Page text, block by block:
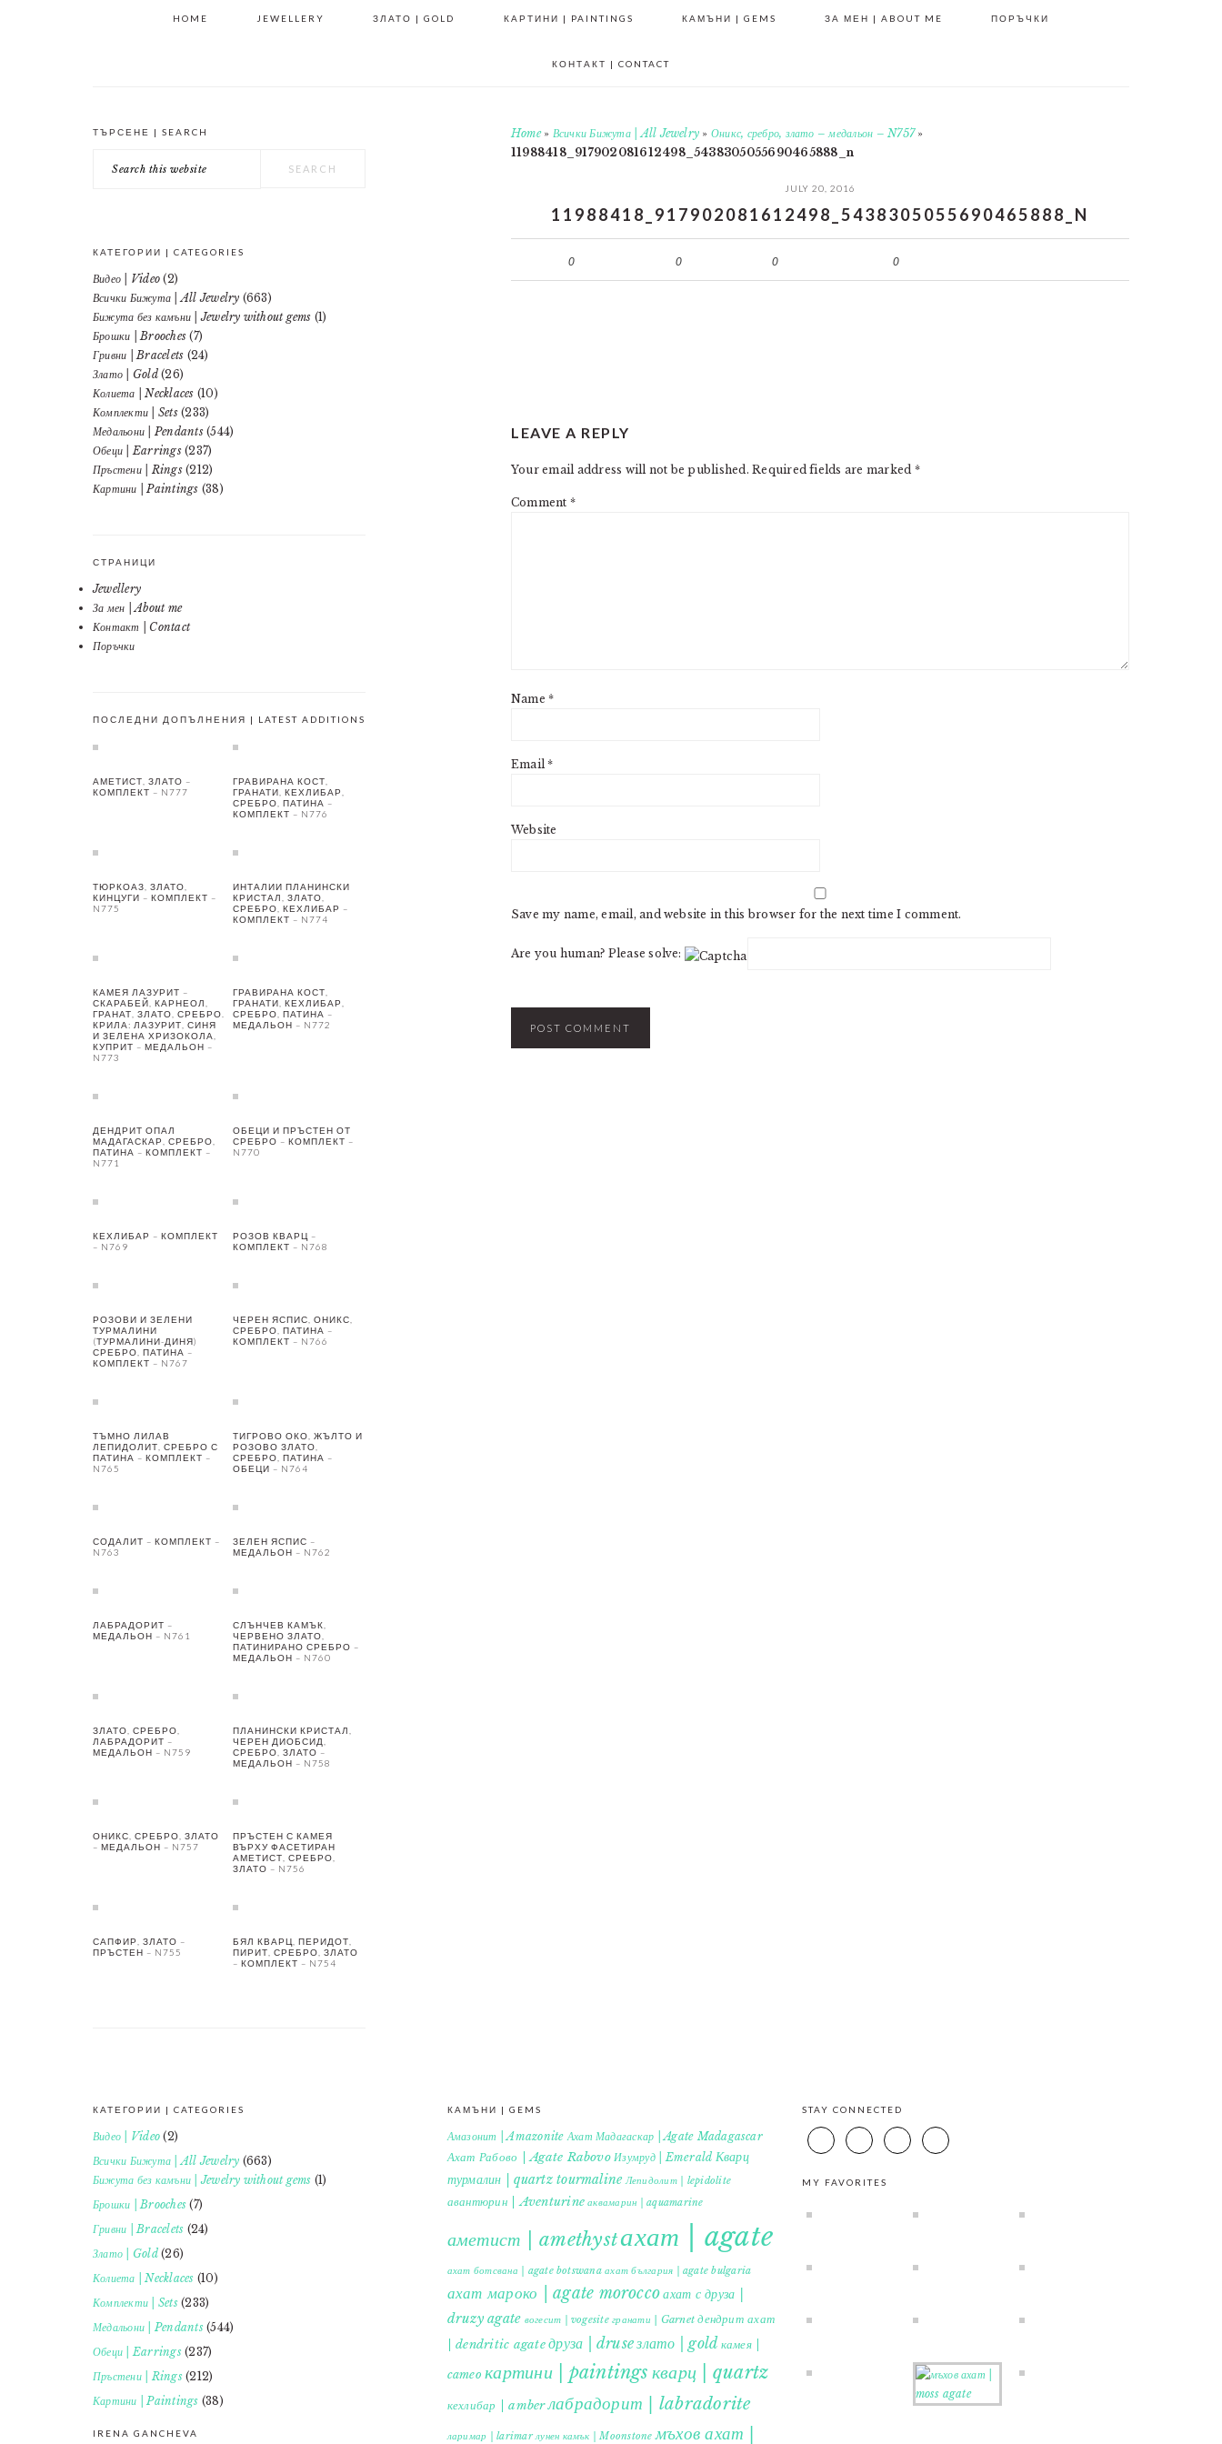
HOME JEWELLERY ЗЛАТО | GOLD КАРТИНИ | PAINTINGS КАМЪНИ | GEMS ЗА МЕН | ABOUT ME ПОРЪЧКИ
КОНТАКТ | CONTACT
Home» Всички Бижута | All Jewelry » Оникс, сребро, злато – медальон – N757»
11988418_917902081612498_5438305055690465888_n
JULY 20, 2016
11988418_917902081612498_5438305055690465888_N
0 0 0 0
INTERACTIONS
LEAVE A REPLY
Your email address will not be published. Required fields are marked *
Comment *
Name*
Email*
Website
Save my name, email, and website in this browser for the next time I comment.
Are you human? Please solve:
PRIMARY
SIDEBAR
ТЪРСЕНЕ | SEARCH
this
КАТЕГОРИИ | CATEGORIES
Видео | Video (2)
Всички Бижута | All Jewelry (663)
Бижута без камъни | Jewelry without gems (1)
Брошки | Brooches (7)
Гривни | Bracelets (24)
Злато | Gold(26)
Колиета | Necklaces (10)
Комплекти | Sets(233)
Медальони | Pendants(544)
Обеци | Earrings(237)
Пръстени | Rings(212)
Картини | Paintings (38)
СТРАНИЦИ
Jewellery
За мен | About me
Контакт | Contact
Поръчки
ПОСЛЕДНИ ДОПЪЛНЕНИЯ | LATEST ADDITIONS
АМЕТИСТ, ЗЛАТО –
КОМПЛЕКТ – N777
ГРАВИРАНА КОСТ,
ГРАНАТИ, КЕХЛИБАР,
СРЕБРО, ПАТИНА –
КОМПЛЕКТ – N776
ТЮРКОАЗ, ЗЛАТО,
КИНЦУГИ – КОМПЛЕКТ –
N775
ИНТАЛИИ ПЛАНИНСКИ
КРИСТАЛ, ЗЛАТО,
СРЕБРО, КЕХЛИБАР –
КОМПЛЕКТ – N774
КАМЕЯ ЛАЗУРИТ –
СКАРАБЕЙ, КАРНЕОЛ,
ГРАНАТ, ЗЛАТО, СРЕБРО.
КРИЛА: ЛАЗУРИТ, СИНЯ
И ЗЕЛЕНА ХРИЗОКОЛА,
КУПРИТ – МЕДАЛЬОН –
N773
ГРАВИРАНА КОСТ,
ГРАНАТИ, КЕХЛИБАР,
СРЕБРО, ПАТИНА –
МЕДАЛЬОН – N772
ДЕНДРИТ ОПАЛ
МАДАГАСКАР, СРЕБРО,
ПАТИНА – КОМПЛЕКТ –
N771
ОБЕЦИ И ПРЪСТЕН ОТ
СРЕБРО – КОМПЛЕКТ –
N770
КЕХЛИБАР – КОМПЛЕКТ
– N769
РОЗОВ КВАРЦ –
КОМПЛЕКТ – N768
РОЗОВИ И ЗЕЛЕНИ
ТУРМАЛИНИ
(ТУРМАЛИНИ-ДИНЯ)
СРЕБРО, ПАТИНА –
КОМПЛЕКТ – N767
ЧЕРЕН ЯСПИС, ОНИКС,
СРЕБРО, ПАТИНА –
КОМПЛЕКТ – N766
ТЪМНО ЛИЛАВ
ЛЕПИДОЛИТ, СРЕБРО С
ПАТИНА – КОМПЛЕКТ –
N765
ТИГРОВО ОКО, ЖЪЛТО И
РОЗОВО ЗЛАТО,
СРЕБРО, ПАТИНА –
ОБЕЦИ – N764
СОДАЛИТ – КОМПЛЕКТ –
N763
ЗЕЛЕН ЯСПИС –
МЕДАЛЬОН – N762
ЛАБРАДОРИТ –
МЕДАЛЬОН – N761
СЛЪНЧЕВ КАМЪК,
ЧЕРВЕНО ЗЛАТО,
ПАТИНИРАНО СРЕБРО –
МЕДАЛЬОН – N760
ЗЛАТО, СРЕБРО,
ЛАБРАДОРИТ –
МЕДАЛЬОН – N759
ПЛАНИНСКИ КРИСТАЛ,
ЧЕРЕН ДИОБСИД,
СРЕБРО, ЗЛАТО –
МЕДАЛЬОН – N758
ОНИКС, СРЕБРО, ЗЛАТО
– МЕДАЛЬОН – N757
ПРЪСТЕН С КАМЕЯ
ВЪРХУ ФАСЕТИРАН
АМЕТИСТ, СРЕБРО,
ЗЛАТО – N756
САПФИР, ЗЛАТО –
ПРЪСТЕН – N755
БЯЛ КВАРЦ, ПЕРИДОТ,
ПИРИТ, СРЕБРО, ЗЛАТО
– КОМПЛЕКТ – N754
КАТЕГОРИИ | CATEGORIES
Видео | Video (2)
Всички Бижута | All Jewelry (663)
Бижута без камъни | Jewelry without gems (1)
Брошки | Brooches (7)
Гривни | Bracelets (24)
Злато | Gold(26)
Колиета | Necklaces (10)
Комплекти | Sets(233)
Медальони | Pendants(544)
Обеци | Earrings(237)
Пръстени | Rings(212)
Картини | Paintings (38)
IRENA GANCHEVA
КАМЪНИ | GEMS
Амазонит | Amazonite Ахат Мадагаскар | Agate Madagascar
Ахат Рабово | Agate Rabovo Изумруд | Emerald Кварц
турмалин | quartz tourmaline Лепидолит | lepidolite
авантюрин | Aventurine аквамарин | aquamarine
аметист | amethystахат | agate
ахат ботсвана | agate botswana ахат българия | agate bulgaria
ахат мароко | agate moroccoахат с друза |
druzy agate вогесит | vogesite гранати | Garnet дендрит ахат
| dendritic agateдруза | druseзлато | gold камея |
cameo картини | paintings кварц | quartz
кехлибар | amberлабрадорит | labradorite
ларимар | larimar лунен камък | Moonstone мъхов ахат |
STAY CONNECTED
MY FAVORITES